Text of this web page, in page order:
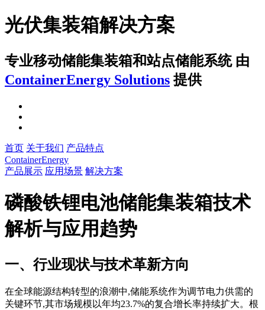
光伏集装箱解决方案
专业移动储能集装箱和站点储能系统 由
ContainerEnergy Solutions 提供
首页 关于我们 产品特点
ContainerEnergy
产品展示 应用场景 解决方案
磷酸铁锂电池储能集装箱技术
解析与应用趋势
一、行业现状与技术革新方向
在全球能源结构转型的浪潮中,储能系统作为调节电力供需的
关键环节,其市场规模以年均23.7%的复合增长率持续扩大。根